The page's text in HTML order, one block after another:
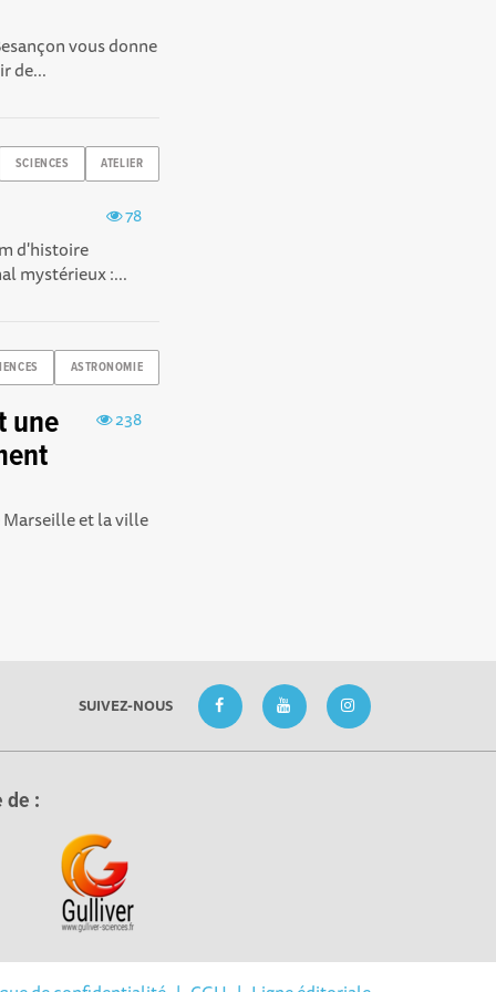
vous donne
de...
SCIENCES ATELIER
78
d'histoire
mystérieux :...
ASTRONOMIE
238
une
Marseille et la ville
SUIVEZ-NOUS
de :